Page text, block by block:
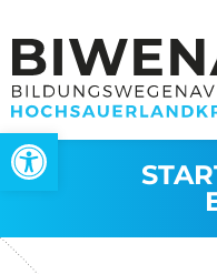
Werkzeugleiste öffnen